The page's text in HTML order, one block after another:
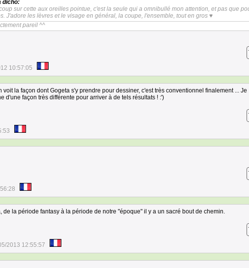
dicho:
sur cette aux oreilles pointue, c'est la seule qui a omnibullé mon attention, et pas que
J'adore les lèvres et le visage en général, la coupe, l'ensemble, tout en gros ♥
pareil ^^
10:57:05
voit la façon dont Gogeta s'y prendre pour dessiner, c'est très conventionnel finalement ... Je
d'une façon très différente pour arriver à de tels résultats ! :')
de la période fantasy à la période de notre "époque" il y a un sacré bout de chemin.
2013 12:55:57